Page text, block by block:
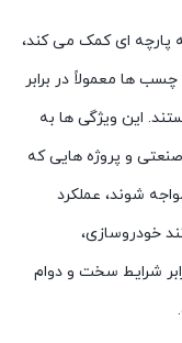
پارچه ای کمک می کند،
ها معمولاً در برابر
این ویژگی ها به
و پروژه هایی که
شوند، عملکرد
خودروسازی،
شرایط سخت و دوام